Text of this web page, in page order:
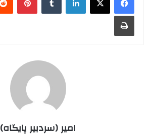
چاپ
امیر (سردبیر پایگاه)